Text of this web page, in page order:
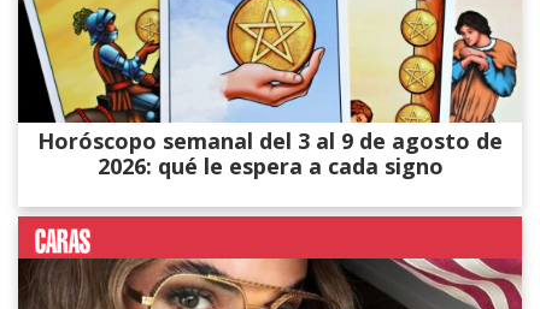
Horóscopo semanal del 3 al 9 de agosto de
2026: qué le espera a cada signo